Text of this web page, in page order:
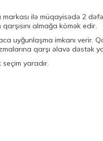
ilə müqayisədə 2
almağa kömək edir.
uyğunlaşma imkanı verir.
qarşı əlavə dəstək
yaradır.